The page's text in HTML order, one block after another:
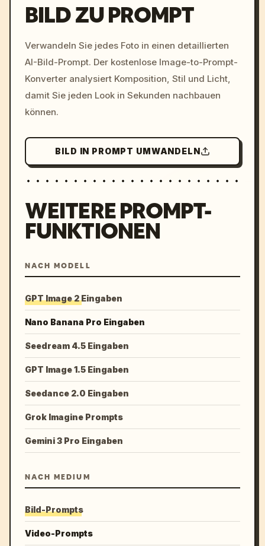
c, cyberpunk sunset, neon
colors, 8k --v 6.0
BILD ZU PROMPT
Verwandeln Sie jedes Foto in einen detaillierten
AI-Bild-Prompt. Der kostenlose Image-to-Prompt-
Konverter analysiert Komposition, Stil und Licht,
damit Sie jeden Look in Sekunden nachbauen
können.
BILD IN PROMPT UMWANDELN
WEITERE PROMPT-
FUNKTIONEN
NACH MODELL
GPT Image 2 Eingaben
Nano Banana Pro Eingaben
Seedream 4.5 Eingaben
GPT Image 1.5 Eingaben
Seedance 2.0 Eingaben
Grok Imagine Prompts
Gemini 3 Pro Eingaben
NACH MEDIUM
Bild-Prompts
Video-Prompts